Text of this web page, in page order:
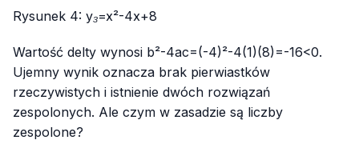
Rysunek 4: y₃=x²-4x+8
Wartość delty wynosi b²-4ac=(-4)²-4(1)(8)=-16<0.
Ujemny wynik oznacza brak pierwiastków
rzeczywistych i istnienie dwóch rozwiązań
zespolonych. Ale czym w zasadzie są liczby
zespolone?